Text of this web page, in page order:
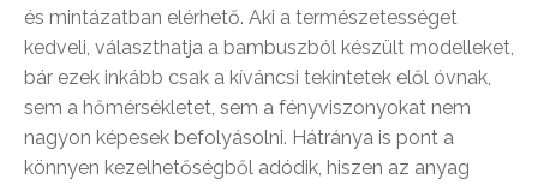
és mintázatban elérhető. Aki a természetességet
kedveli, választhatja a bambuszból készült modelleket,
bár ezek inkább csak a kíváncsi tekintetek elől óvnak,
sem a hőmérsékletet, sem a fényviszonyokat nem
nagyon képesek befolyásolni. Hátránya is pont a
könnyen kezelhetőségből adódik, hiszen az anyag